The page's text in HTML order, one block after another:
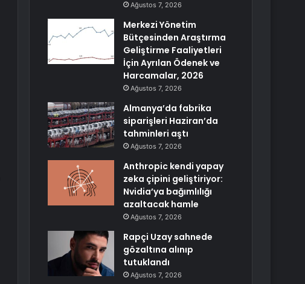
Ağustos 7, 2026
Merkezi Yönetim
Bütçesinden Araştırma
Geliştirme Faaliyetleri
İçin Ayrılan Ödenek ve
Harcamalar, 2026
Ağustos 7, 2026
Almanya’da fabrika
siparişleri Haziran’da
tahminleri aştı
Ağustos 7, 2026
Anthropic kendi yapay
zeka çipini geliştiriyor:
Nvidia’ya bağımlılığı
azaltacak hamle
Ağustos 7, 2026
Rapçi Uzay sahnede
gözaltına alınıp
tutuklandı
Ağustos 7, 2026